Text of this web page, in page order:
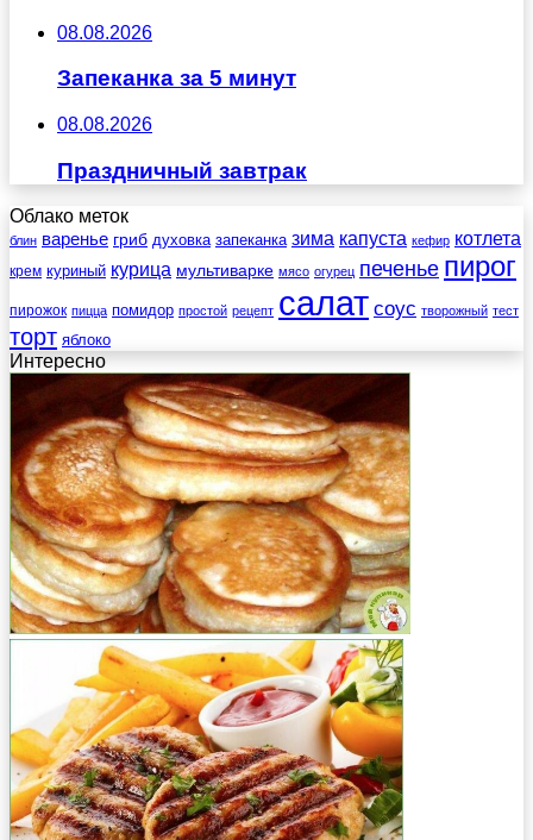
08.08.2026
Запеканка за 5 минут
08.08.2026
Праздничный завтрак
Облако меток
блин варенье гриб духовка запеканка зима капуста кефир котлета
крем куриный курица мультиварке мясо огурец печенье пирог
пирожок пицца помидор простой рецепт салат соус творожный тест
торт яблоко
Интересно